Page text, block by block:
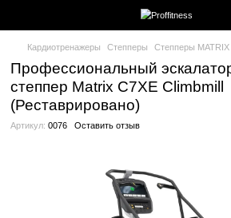
Профессиональный
степпер Matrix C7XE
(Реставрировано)